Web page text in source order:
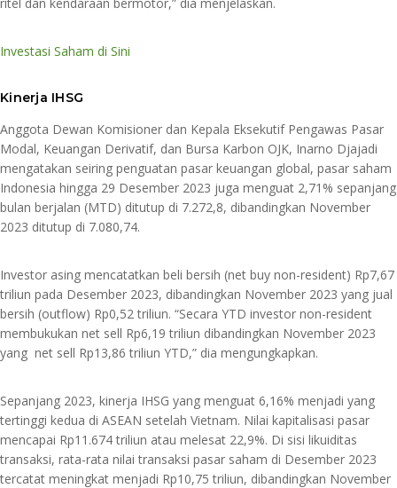
Investasi Saham di Sini
Kinerja IHSG
Anggota Dewan Komisioner dan Kepala Eksekutif Pengawas Pasar
Modal, Keuangan Derivatif, dan Bursa Karbon OJK, Inarno Djajadi
mengatakan seiring penguatan pasar keuangan global, pasar saham
Indonesia hingga 29 Desember 2023 juga menguat 2,71% sepanjang
bulan berjalan (MTD) ditutup di 7.272,8, dibandingkan November
2023 ditutup di 7.080,74.
Investor asing mencatatkan beli bersih (net buy non-resident) Rp7,67
triliun pada Desember 2023, dibandingkan November 2023 yang jual
bersih (outflow) Rp0,52 triliun. “Secara YTD investor non-resident
membukukan net sell Rp6,19 triliun dibandingkan November 2023
yang net sell Rp13,86 triliun YTD,” dia mengungkapkan.
Sepanjang 2023, kinerja IHSG yang menguat 6,16% menjadi yang
tertinggi kedua di ASEAN setelah Vietnam. Nilai kapitalisasi pasar
mencapai Rp11.674 triliun atau melesat 22,9%. Di sisi likuiditas
transaksi, rata-rata nilai transaksi pasar saham di Desember 2023
tercatat meningkat menjadi Rp10,75 triliun, dibandingkan November